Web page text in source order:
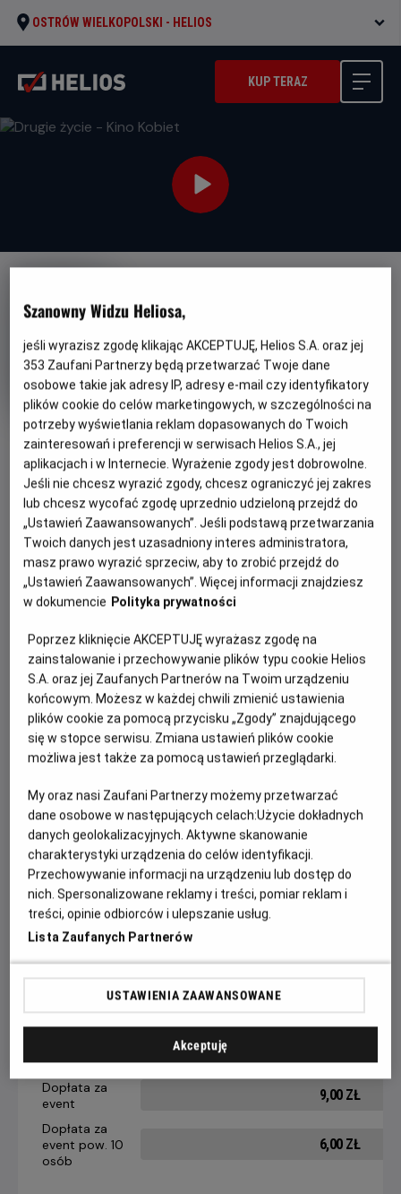
OSTRÓW WIELKOPOLSKI - HELIOS
KUP TERAZ
OBSERWUJ
Drugie życie - Kino Kobiet
Oryginalny
tytuł
Calle Malaga Gatunek
Dramat / Romans
wiek
Od
15 lat
Czas
trwania
176 min
OCENA HELIOS
7.1
REŻYSERIA
Maryam Touzani
SCENARIUSZ
Maryam Touzani, Nabil
Ayouch
OBSADA
Carmen Maura, Marta Etura, Ahmed Boulane
WIĘCEJ SZCZEGÓŁÓW
OPIS WYDARZENIA
Nigdy nie jest za późno, by zacząć od nowa. Emanujący
optymizmem i pogodą ducha portret dojrzałej kobiety,
która robi wszystko, by ocalić swój dom i siebie.
María Ángeles od 40 lat mieszka w słonecznym
apartamencie w marokańskim Tangerze. Gdy zostaje
zmuszona do jego opuszczenia, nie potrafi się z tym
pogodzić. To, co początkowo wydaje się bolesną
koniecznością, nieoczekiwanie staje się jednak nowym
początkiem. W życiu Marii Ángeles pojawia się miejsce
miłość.
„Drugie życie” to zdobywca nagrody publiczności festiwalu
w Wenecji. W roli głównej zachwycająca Carmen Maura,
ikona filmów Almodóvara.
CENNIK
Kobiet
Dopłata za
event
Dopłata za
event pow. 10
osób
22,90 ZŁ
9,00 ZŁ
6,00 ZŁ
Szanowny Widzu Heliosa,
jeśli wyrazisz zgodę klikając AKCEPTUJĘ, Helios S.A. oraz jej
353 Zaufani Partnerzy będą przetwarzać Twoje dane
osobowe takie jak adresy IP, adresy e-mail czy identyfikatory
plików cookie do celów marketingowych, w szczególności na
potrzeby wyświetlania reklam dopasowanych do Twoich
zainteresowań i preferencji w serwisach Helios S.A., jej
aplikacjach i w Internecie. Wyrażenie zgody jest dobrowolne.
Jeśli nie chcesz wyrazić zgody, chcesz ograniczyć jej zakres
lub chcesz wycofać zgodę uprzednio udzieloną przejdź do
„Ustawień Zaawansowanych”. Jeśli podstawą przetwarzania
Twoich danych jest uzasadniony interes administratora,
masz prawo wyrazić sprzeciw, aby to zrobić przejdź do
„Ustawień Zaawansowanych”. Więcej informacji znajdziesz
w dokumencie Polityka prywatności
Poprzez kliknięcie AKCEPTUJĘ wyrażasz zgodę na
zainstalowanie i przechowywanie plików typu cookie Helios
S.A. oraz jej Zaufanych Partnerów na Twoim urządzeniu
końcowym. Możesz w każdej chwili zmienić ustawienia
plików cookie za pomocą przycisku „Zgody” znajdującego
się w stopce serwisu. Zmiana ustawień plików cookie
możliwa jest także za pomocą ustawień przeglądarki.
My oraz nasi Zaufani Partnerzy możemy przetwarzać
dane osobowe w następujących celach:Użycie dokładnych
danych geolokalizacyjnych. Aktywne skanowanie
charakterystyki urządzenia do celów identyfikacji.
Przechowywanie informacji na urządzeniu lub dostęp do
nich. Spersonalizowane reklamy i treści, pomiar reklam i
treści, opinie odbiorców i ulepszanie usług.
Lista Zaufanych Partnerów
USTAWIENIA ZAAWANSOWANE
Akceptuję